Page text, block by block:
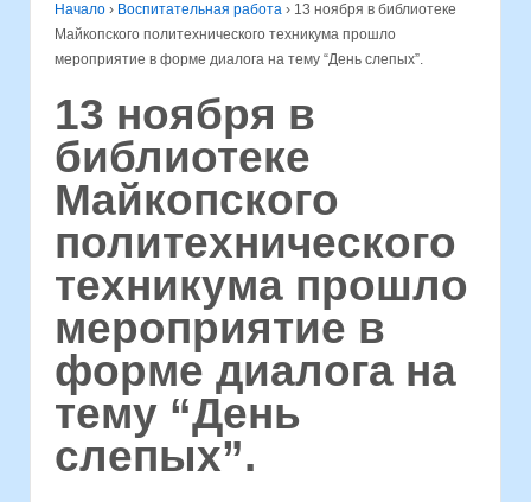
Начало › Воспитательная работа › 13 ноября в библиотеке
Майкопского политехнического техникума прошло
мероприятие в форме диалога на тему “День слепых”.
13 ноября в
библиотеке
Майкопского
политехнического
техникума прошло
мероприятие в
форме диалога на
тему “День
слепых”.